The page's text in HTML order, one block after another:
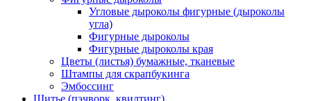
Угловые дыроколы фигурные (дыроколы
угла)
Фигурные дыроколы
Фигурные дыроколы края
Цветы (листья) бумажные, тканевые
Штампы для скрапбукинга
Эмбоссинг
Шитье (пэчворк, квилтинг)